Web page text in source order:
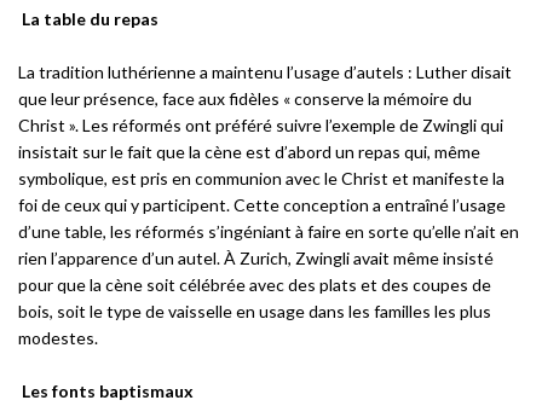
La table du repas
La tradition luthérienne a maintenu l’usage d’autels : Luther disait
que leur présence, face aux fidèles « conserve la mémoire du
Christ ». Les réformés ont préféré suivre l’exemple de Zwingli qui
insistait sur le fait que la cène est d’abord un repas qui, même
symbolique, est pris en communion avec le Christ et manifeste la
foi de ceux qui y participent. Cette conception a entraîné l’usage
d’une table, les réformés s’ingéniant à faire en sorte qu’elle n’ait en
rien l’apparence d’un autel. À Zurich, Zwingli avait même insisté
pour que la cène soit célébrée avec des plats et des coupes de
bois, soit le type de vaisselle en usage dans les familles les plus
modestes.
Les fonts baptismaux